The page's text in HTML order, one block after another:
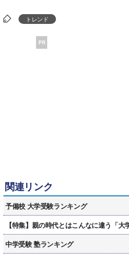
トレンド
PR
関連リンク
予備校 大学受験ランキング
【特集】親の時代とはこんなに違う「大
中学受験 塾ランキング